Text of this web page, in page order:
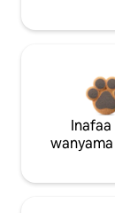
Inafaa